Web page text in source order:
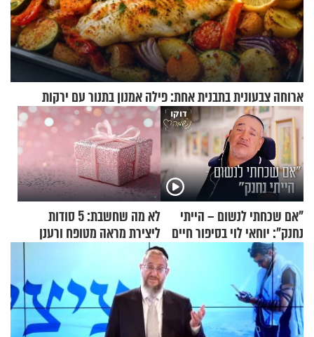
ארוחה צבעונית בתבנית אחת: פילה אמנון בתנור עם ירקות
"אם שכחתי לנשום – הייתי
נחנק": יוחאי לוי בסיפור חיים
מעורר השראה
לא מה שחשבת: 5 סודות
ליצירת מראה מטופח ורענן